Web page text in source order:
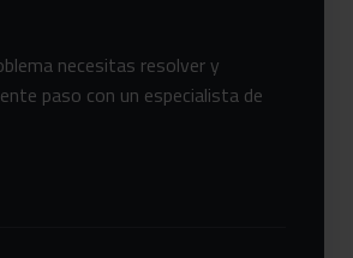
necesitas resolver y
paso con un especialista de